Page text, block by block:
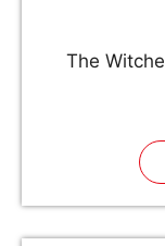
The